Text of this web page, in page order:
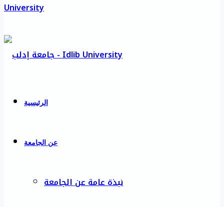
الرئيسية
عن الجامعة
نبذة عامة عن الجامعة